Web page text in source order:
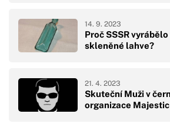
Proč SSSR
skleněné lahve?
14. 9. 2023
Skuteční Muži v
organizace
21. 4. 2023